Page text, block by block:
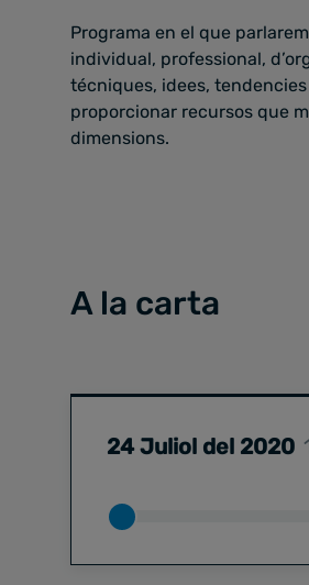
Programa en el que
individual, professional,
técniques, idees,
proporcionar recursos que
dimensions.
A la carta
24 Juliol del 2020